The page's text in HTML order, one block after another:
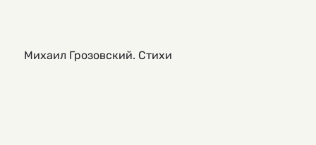
Михаил Грозовский. Стихи